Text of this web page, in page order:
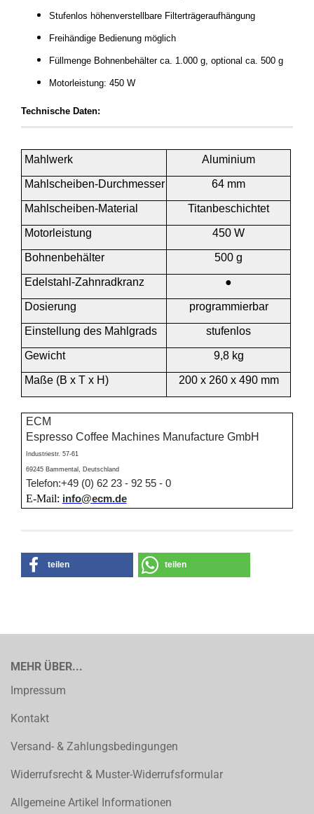
Stufenlos höhenverstellbare Filterträgeraufhängung
Freihändige Bedienung möglich
Füllmenge Bohnenbehälter ca. 1.000 g, optional ca. 500 g
Motorleistung: 450 W
Technische Daten:
Mahlwerk Aluminium
Mahlscheiben-Durchmesser 64 mm
Mahlscheiben-Material Titanbeschichtet
Motorleistung 450 W
Bohnenbehälter 500 g
Edelstahl-Zahnradkranz ●
Dosierung programmierbar
Einstellung des Mahlgrads stufenlos
Gewicht 9,8 kg
Maße (B x T x H) 200 x 260 x 490 mm
ECM
Espresso Coffee Machines Manufacture GmbH
Industriestr. 57-61
69245 Bammental, Deutschland
Telefon:+49 (0) 62 23 - 92 55 - 0
E-Mail: info@ecm.de
teilen teilen
MEHR ÜBER...
Impressum
Kontakt
Versand- & Zahlungsbedingungen
Widerrufsrecht & Muster-Widerrufsformular
Allgemeine Artikel Informationen